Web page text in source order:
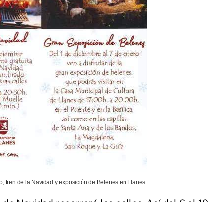
tren de la Navidad y exposición de Belenes en Llanes.